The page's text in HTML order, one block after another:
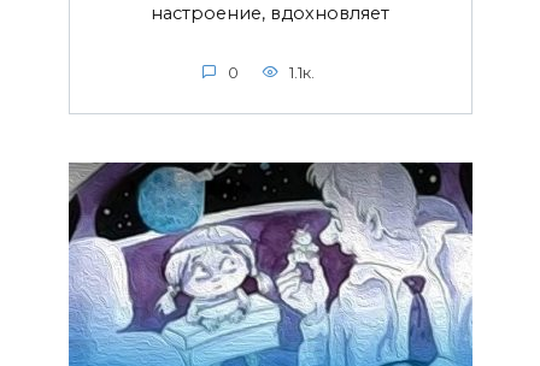
настроение, вдохновляет
0 1.1к.